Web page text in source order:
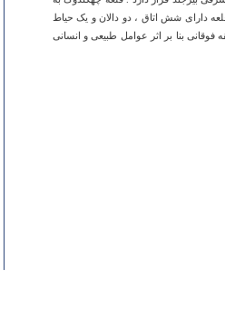
دارای شش اتاق ، دو دالان و یک حیاط
بنا بر اثر عوامل طبیعی و انسانی